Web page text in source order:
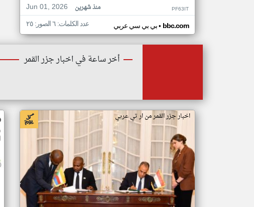
Jun 01, 2026
منذ شهرين PF63IT
بي بي سي عربي• bbc.com عدد الكلمات: ٦ الصور: ٢٥
أخر ساعة في اخبار جزر القمر
اخبار جزر القمر من ار تي عربي